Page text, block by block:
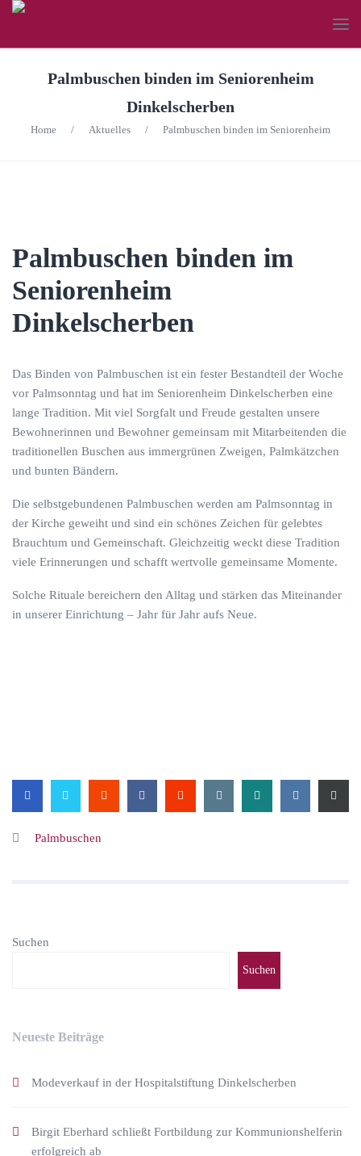
Palmbuschen binden im Seniorenheim
Dinkelscherben
Home / Aktuelles / Palmbuschen binden im Seniorenheim
Palmbuschen binden im
Seniorenheim
Dinkelscherben
Das Binden von Palmbuschen ist ein fester Bestandteil der Woche
vor Palmsonntag und hat im Seniorenheim Dinkelscherben eine
lange Tradition. Mit viel Sorgfalt und Freude gestalten unsere
Bewohnerinnen und Bewohner gemeinsam mit Mitarbeitenden die
traditionellen Buschen aus immergrünen Zweigen, Palmkätzchen
und bunten Bändern.
Die selbstgebundenen Palmbuschen werden am Palmsonntag in
der Kirche geweiht und sind ein schönes Zeichen für gelebtes
Brauchtum und Gemeinschaft. Gleichzeitig weckt diese Tradition
viele Erinnerungen und schafft wertvolle gemeinsame Momente.
Solche Rituale bereichern den Alltag und stärken das Miteinander
in unserer Einrichtung – Jahr für Jahr aufs Neue.
Palmbuschen
Suchen
Suchen
Neueste Beiträge
Modeverkauf in der Hospitalstiftung Dinkelscherben
Birgit Eberhard schließt Fortbildung zur Kommunionshelferin
erfolgreich ab